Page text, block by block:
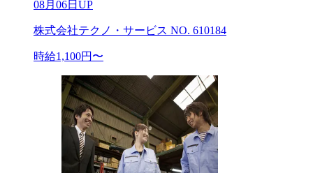
08月06日UP
株式会社テクノ・サービス NO. 610184
時給1,100円〜